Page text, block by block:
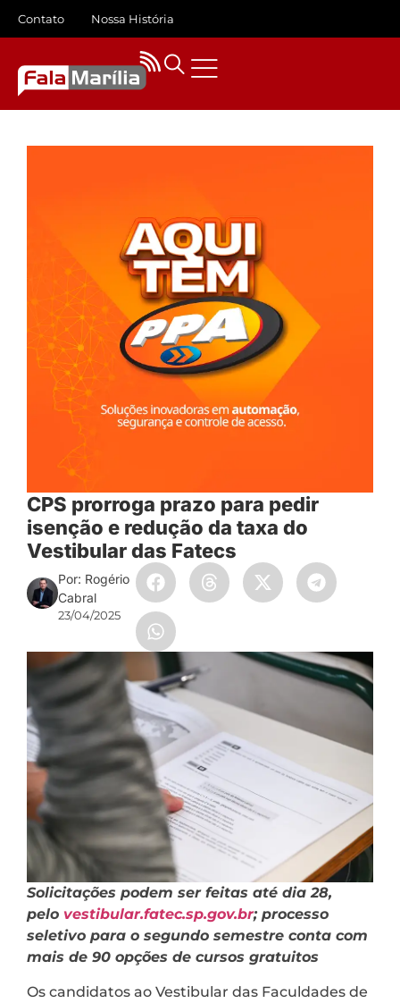
Contato Nossa História
CPS prorroga prazo para pedir
isenção e redução da taxa do
Vestibular das Fatecs
Por: Rogério
Cabral
23/04/2025
Solicitações podem ser feitas até dia 28,
pelo vestibular.fatec.sp.gov.br; processo
seletivo para o segundo semestre conta com
mais de 90 opções de cursos gratuitos
Os candidatos ao Vestibular das Faculdades de